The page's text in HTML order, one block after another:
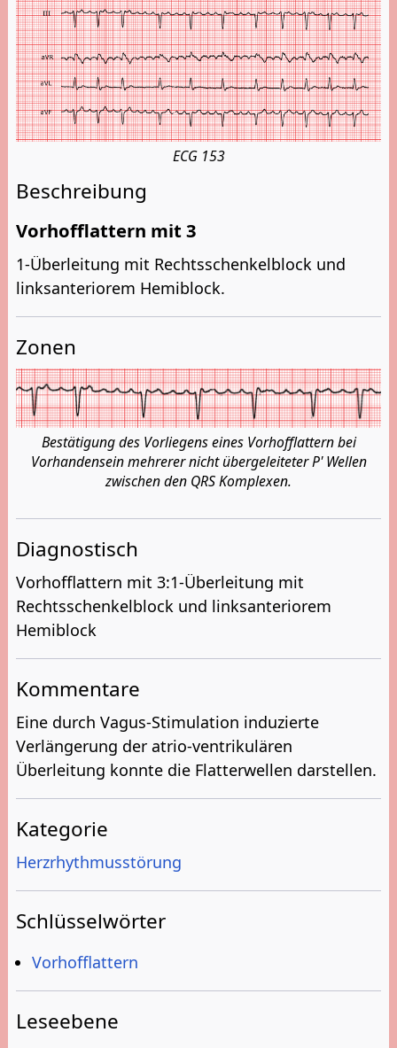
ECG 153
Beschreibung
Vorhofflattern mit 3
1-Überleitung mit Rechtsschenkelblock und
linksanteriorem Hemiblock.
Zonen
Bestätigung des Vorliegens eines Vorhofflattern bei
Vorhandensein mehrerer nicht übergeleiteter P' Wellen
zwischen den QRS Komplexen.
Diagnostisch
Vorhofflattern mit 3:1-Überleitung mit
Rechtsschenkelblock und linksanteriorem
Hemiblock
Kommentare
Eine durch Vagus-Stimulation induzierte
Verlängerung der atrio-ventrikulären
Überleitung konnte die Flatterwellen darstellen.
Kategorie
Herzrhythmusstörung
Schlüsselwörter
Vorhofflattern
Leseebene